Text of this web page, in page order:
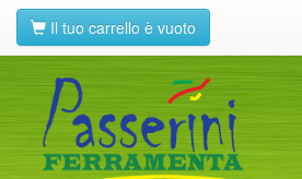
Il tuo carrello è vuoto